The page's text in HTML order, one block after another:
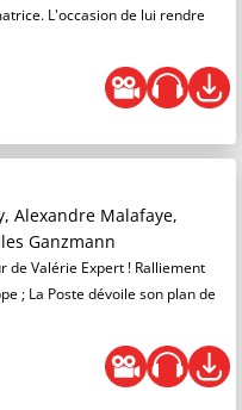
L'occasion de lui rendre
Alexandre Malafaye,
Ganzmann
de Valérie Expert ! Ralliement
; La Poste dévoile son plan de